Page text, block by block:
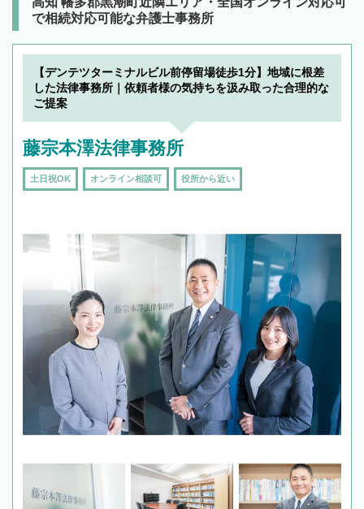
で相続対応可能な弁護士事務所
【デンテツターミナルビル前停留場徒歩1分】地域に根差
した法律事務所｜依頼者様の気持ちを汲み取った合理的な
ご提案
藤宗本澤法律事務所
土日祝OK オンライン相談可 役所から近い